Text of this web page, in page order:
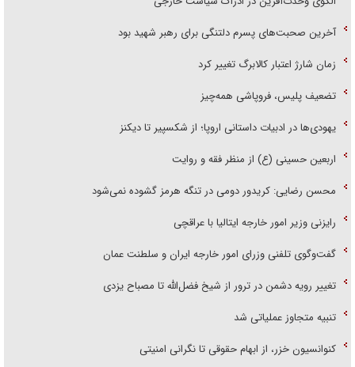
آخرین صحبت‌های پسرم دلتنگی برای رهبر شهید بود
زمان شارژ اعتبار کالابرگ تغییر کرد
تضعیف پلیس، فروپاشی همه‌چیز
یهودی‌ها در ادبیات داستانی اروپا؛ از شکسپیر تا دیکنز
اربعین حسینی (ع) از منظر فقه و روایت
محسن رضایی: کریدور دومی در تنگه هرمز گشوده نمی‌شود
رایزنی وزیر امور خارجه ایتالیا با عراقچی
گفت‌وگوی تلفنی وزرای امور خارجه ایران و سلطنت عمان
تغییر رویه دشمن در ترور از شیخ فضل‌الله تا مصباح یزدی
تنبیه متجاوز عملیاتی شد
کنوانسیون خزر، از ابهام حقوقی تا نگرانی امنیتی